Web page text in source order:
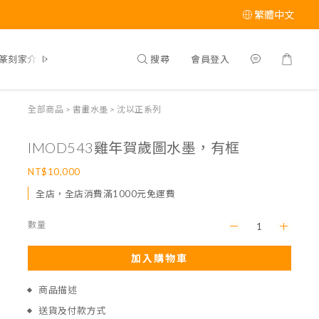
繁體中文
刻家介紹 搜尋 會員登入
全部商品 > 書畫水墨 > 沈以正系列
IMOD543雞年賀歲圖水墨，有框
NT$10,000
全店，全店消費滿1000元免運費
數量
加入購物車
商品描述
送貨及付款方式